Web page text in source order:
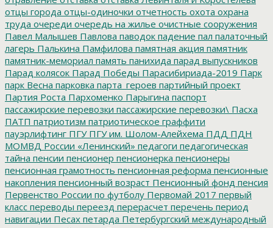
отцы города отцы-одиночки отчетность охота охрана
труда очереди очередь на жилье очистные сооружения
Павел Малышев Павлова паводок падение пал палаточный
лагерь Палькина Памфилова памятная акция памятник
памятник-мемориал память панихида парад выпускников
Парад колясок Парад Победы Парасибириада-2019 Парк
парк Весна парковка парта_героев партийный проект
Партия Роста Пархоменко Парыгина паспорт
пассажирские перевозки пассажирские перевозки\ Пасха
ПАТП патриотизм патриотическое граффити
пауэрлифтинг ПГУПГУ им. Шолом-Алейхема ПДД ПДН
МОМВД России «Ленинский» педагоги педагогическая
тайна пенсии пенсионер пенсионерка пенсионеры
пенсионная грамотность пенсионная реформа пенсионные
накопления пенсионный возраст Пенсионный фонд пенсия
Первенство России по футболу Первомай 2017 первый
класс переводы переезд перерасчет перечень период
навигации Песах петарда Петербургский международный